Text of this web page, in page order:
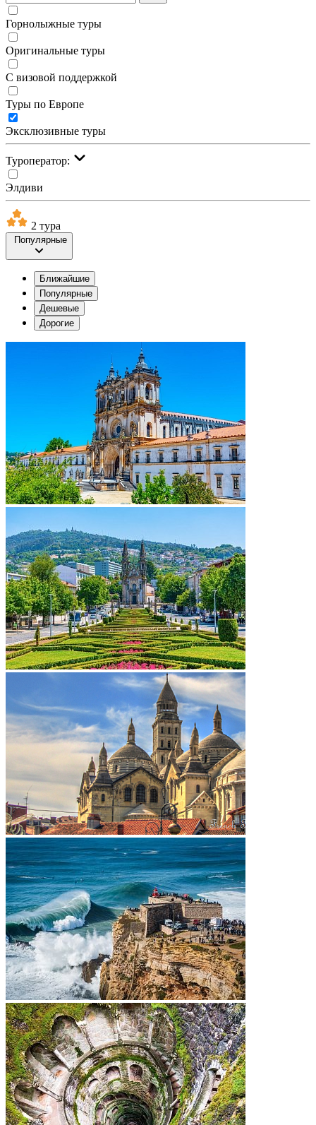
Горнолыжные туры
Оригинальные туры
С визовой поддержкой
Туры по Европе
Эксклюзивные туры
Туроператор:
Элдиви
2 тура
Популярные
Ближайшие
Популярные
Дешевые
Дорогие